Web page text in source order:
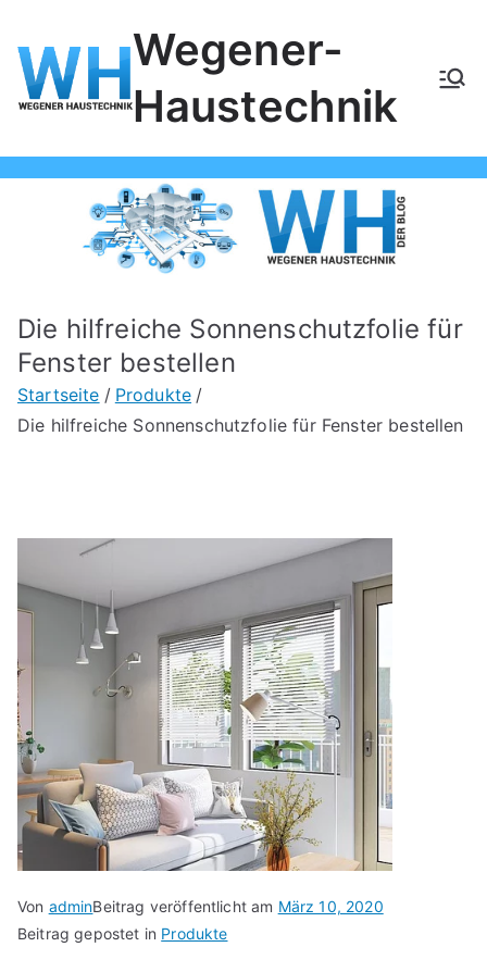
Inhalt
springen
Wegener-
Haustechnik
Die hilfreiche Sonnenschutzfolie für
Fenster bestellen
Startseite
Produkte
Die hilfreiche Sonnenschutzfolie für Fenster bestellen
Von adminBeitrag veröffentlicht am März 10, 2020
Beitrag gepostet in Produkte